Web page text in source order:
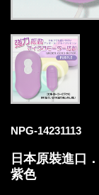
NPG-14231113
日本原裝進口
紫色